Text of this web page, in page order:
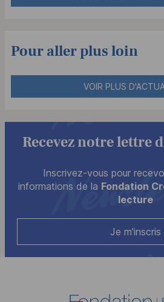
Pour aller plus loin
VOIR PLUS
Recevez notre lettre
Inscrivez-vous pour
informations de la Fondation
lecture
Je m'inscris